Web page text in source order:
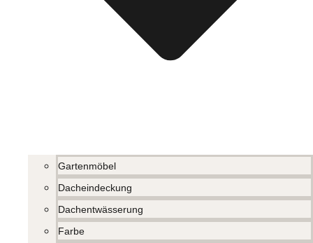
Gartenmöbel
Dacheindeckung
Dachentwässerung
Farbe